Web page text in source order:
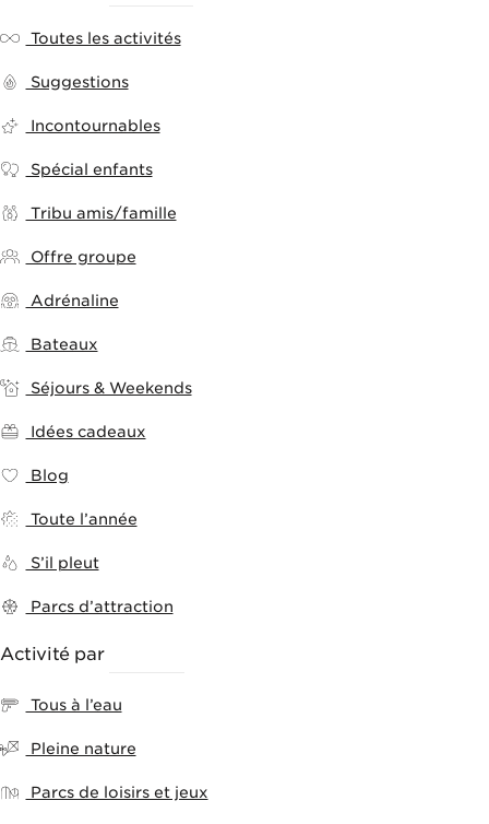
Toutes les activités
Suggestions
Incontournables
Spécial enfants
Tribu amis/famille
Offre groupe
Adrénaline
Bateaux
Séjours & Weekends
Idées cadeaux
Blog
Toute l’année
S’il pleut
Parcs d’attraction
Activité par
Tous à l’eau
Pleine nature
Parcs de loisirs et jeux